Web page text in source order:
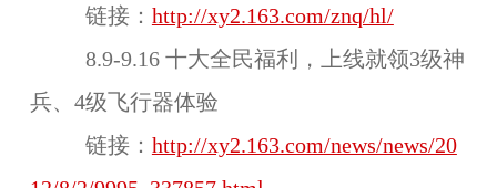
链接： http://xy2.163.com/znq/hl/
8.9-9.16 十大全民福利，上线就领3级神
兵、4级飞行器体验
链接： http://xy2.163.com/news/news/20